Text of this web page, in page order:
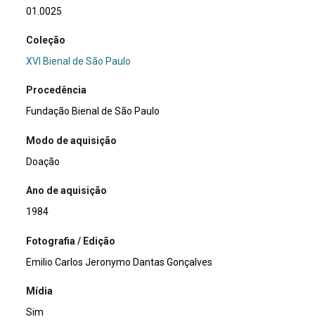
01.0025
Coleção
XVI Bienal de São Paulo
Procedência
Fundação Bienal de São Paulo
Modo de aquisição
Doação
Ano de aquisição
1984
Fotografia / Edição
Emilio Carlos Jeronymo Dantas Gonçalves
Mídia
Sim